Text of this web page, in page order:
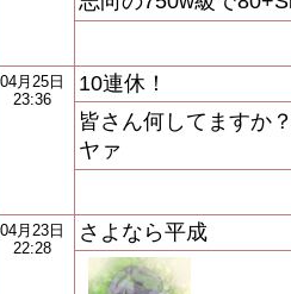
04月25日
23:36
10連休！
皆さん何してますか
ヤァ
04月23日
22:28
さよなら平成